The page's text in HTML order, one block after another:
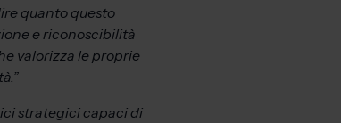
quanto questo
e riconoscibilità
valorizza le proprie
strategici capaci di